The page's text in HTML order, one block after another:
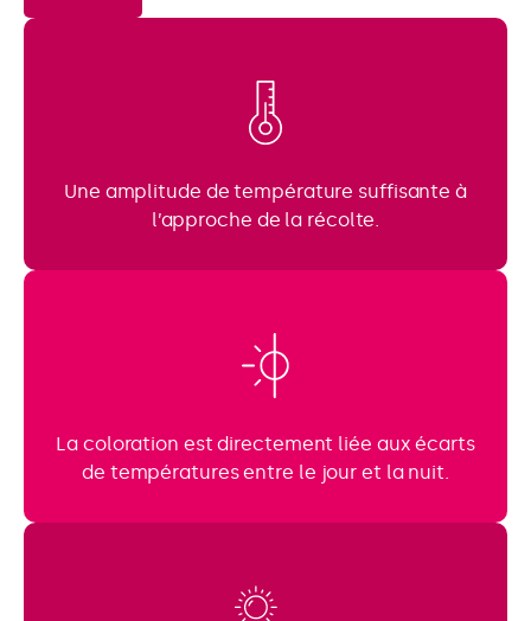
Une amplitude de température suffisante à
l’approche de la récolte.
La coloration est directement liée aux écarts
de températures entre le jour et la nuit.